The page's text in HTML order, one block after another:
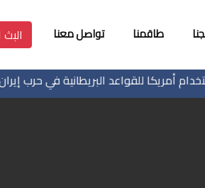
طاقمنا تواصل معنا
مكتب